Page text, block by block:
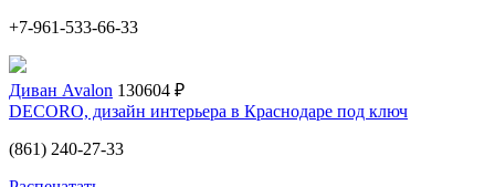
+7-961-533-66-33
Диван Avalon 130604 ₽
DECORO, дизайн интерьера в Краснодаре под ключ
(861) 240-27-33